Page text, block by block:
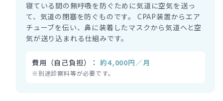
寝ている間の無呼吸を防ぐために気道に空気を送っ
て、気道の閉塞を防ぐものです。 CPAP装置からエア
チューブを伝い、鼻に装着したマスクから気道へと空
気が送り込まれる仕組みです。
費用（自己負担）： 約4,000円／月
※別途診察料等が必要です。